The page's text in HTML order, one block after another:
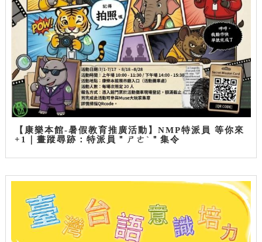
【康樂本館-暑假教育推廣活動】NMP特派員 等你來
+1｜畫蹤尋跡：特派員＂ㄕㄜˋ＂集令